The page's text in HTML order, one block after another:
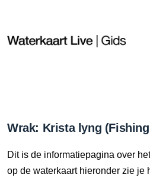
Wrak: Krista lyng
Dit is de informatiepagina over
op de waterkaart hieronder zie je